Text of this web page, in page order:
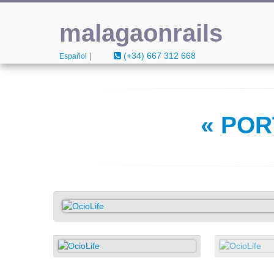
malagaonrails
Español | (+34) 667 312 668
«